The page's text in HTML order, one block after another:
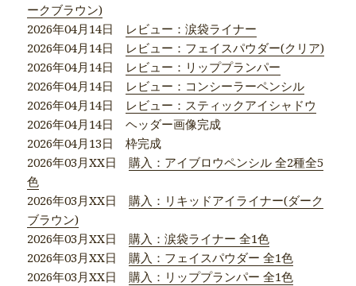
ークブラウン)
2026年04月14日 レビュー：涙袋ライナー
2026年04月14日 レビュー：フェイスパウダー(クリア)
2026年04月14日 レビュー：リッププランパー
2026年04月14日 レビュー：コンシーラーペンシル
2026年04月14日 レビュー：スティックアイシャドウ
2026年04月14日 ヘッダー画像完成
2026年04月13日 枠完成
2026年03月XX日購入：アイブロウペンシル 全2種全5
色
2026年03月XX日購入：リキッドアイライナー(ダーク
ブラウン)
2026年03月XX日購入：涙袋ライナー 全1色
2026年03月XX日購入：フェイスパウダー 全1色
2026年03月XX日購入：リッププランパー 全1色